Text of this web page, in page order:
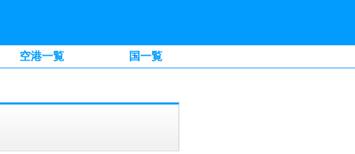
空港一覧 国一覧